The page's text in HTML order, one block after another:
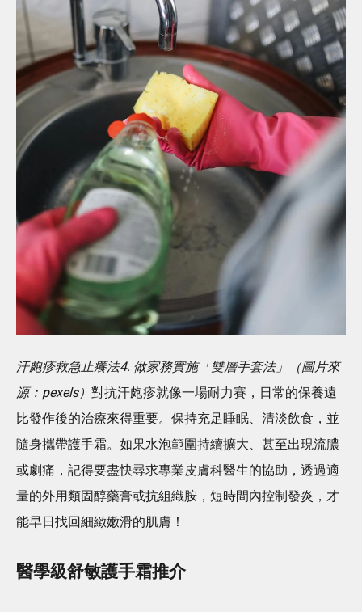
汗皰疹救急止癢法4. 做家務實施「雙層手套法」（圖片來
源：pexels） 對抗汗皰疹就像一場耐力賽，日常的保養遠
比發作後的治療來得重要。保持充足睡眠、清淡飲食，並
隨身攜帶護手霜。如果水泡範圍持續擴大、甚至出現流膿
或劇痛，記得要盡快尋求專業皮膚科醫生的協助，透過適
量的外用類固醇藥膏或抗組織胺，短時間內控制發炎，才
能早日找回細緻嫩滑的肌膚！
醫學級舒敏護手霜推介